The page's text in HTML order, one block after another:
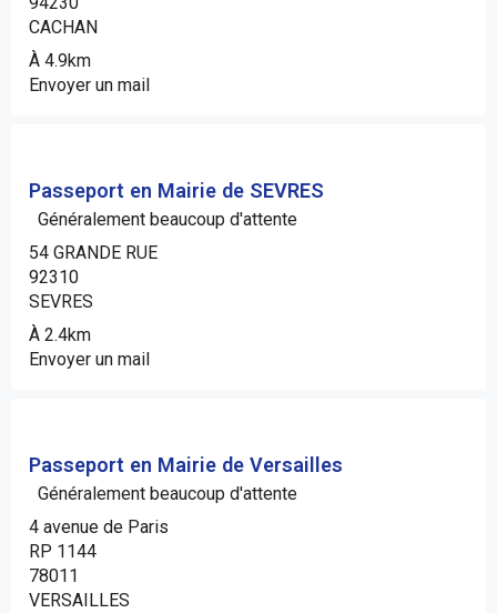
CACHAN
À 4.9km
Envoyer un mail
Passeport en Mairie de SEVRES
Généralement beaucoup d'attente
54 GRANDE RUE
92310
SEVRES
À 2.4km
Envoyer un mail
Passeport en Mairie de Versailles
Généralement beaucoup d'attente
4 avenue de Paris
RP 1144
78011
VERSAILLES